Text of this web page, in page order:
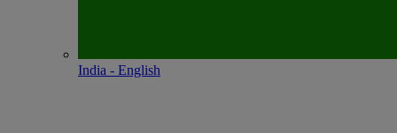
India - English